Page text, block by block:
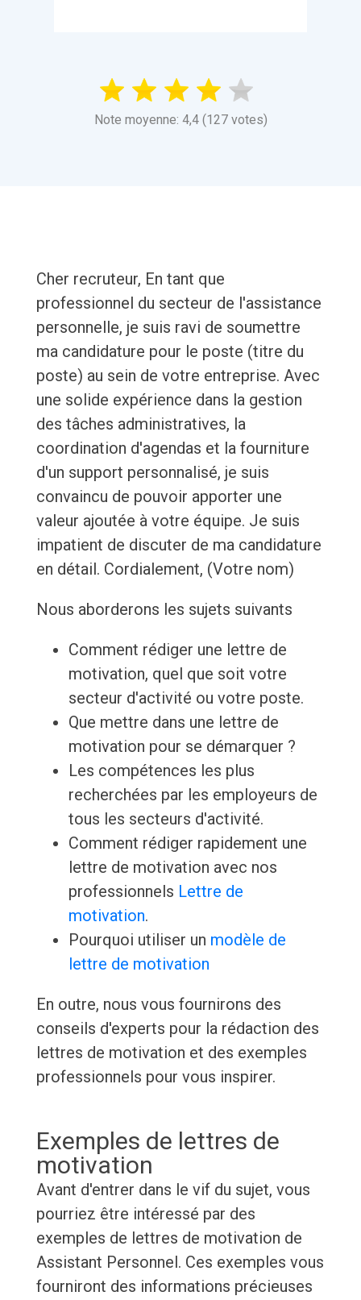
Note moyenne: 4,4 (127 votes)
Cher recruteur, En tant que
professionnel du secteur de l'assistance
personnelle, je suis ravi de soumettre
ma candidature pour le poste (titre du
poste) au sein de votre entreprise. Avec
une solide expérience dans la gestion
des tâches administratives, la
coordination d'agendas et la fourniture
d'un support personnalisé, je suis
convaincu de pouvoir apporter une
valeur ajoutée à votre équipe. Je suis
impatient de discuter de ma candidature
en détail. Cordialement, (Votre nom)
Nous aborderons les sujets suivants
Comment rédiger une lettre de
motivation, quel que soit votre
secteur d'activité ou votre poste.
Que mettre dans une lettre de
motivation pour se démarquer ?
Les compétences les plus
recherchées par les employeurs de
tous les secteurs d'activité.
Comment rédiger rapidement une
lettre de motivation avec nos
professionnels Lettre de
motivation.
Pourquoi utiliser un modèle de
lettre de motivation
En outre, nous vous fournirons des
conseils d'experts pour la rédaction des
lettres de motivation et des exemples
professionnels pour vous inspirer.
Exemples de lettres de
motivation
Avant d'entrer dans le vif du sujet, vous
pourriez être intéressé par des
exemples de lettres de motivation de
Assistant Personnel. Ces exemples vous
fourniront des informations précieuses